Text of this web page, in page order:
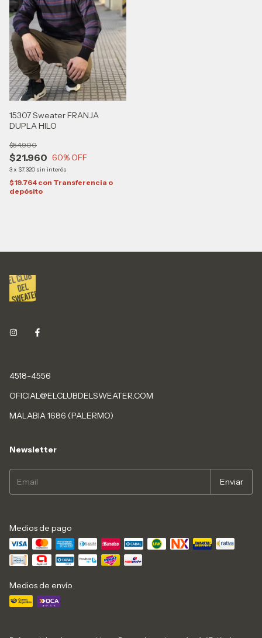
15307 Sweater FRANJA
DUPLA HILO
$21.960
$54.900
60% OFF
3x $7.320 sin interés
$19.764 con Transferencia o
depósito
4518-4556
OFICIAL@ELCLUBDELSWEATER.COM
MALABIA 1686 (PALERMO)
Newsletter
Medios de pago
Medios de envío